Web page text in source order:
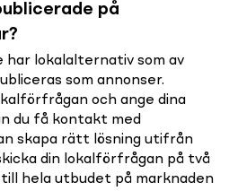
på
har lokalalternativ som av
som annonser.
och ange dina
du få kontakt med
skapa rätt lösning utifrån
din lokalförfrågan på två
hela utbudet på marknaden